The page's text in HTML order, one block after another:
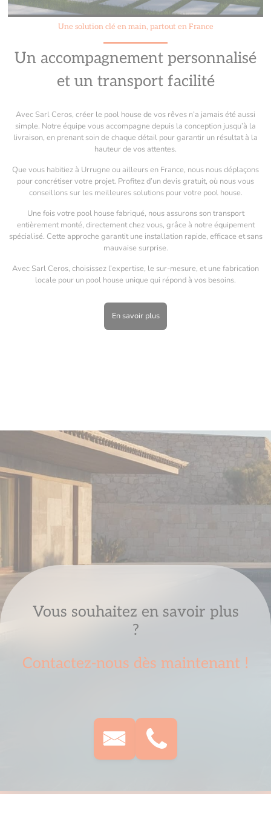
Une solution clé en main, partout en France
Un accompagnement personnalisé
et un transport facilité
Avec Sarl Ceros, créer le pool house de vos rêves n’a jamais été aussi
simple. Notre équipe vous accompagne depuis la conception jusqu’à la
livraison, en prenant soin de chaque détail pour garantir un résultat à la
hauteur de vos attentes.
Que vous habitiez à Urrugne ou ailleurs en France, nous nous déplaçons
pour concrétiser votre projet. Profitez d’un devis gratuit, où nous vous
conseillons sur les meilleures solutions pour votre pool house.
Une fois votre pool house fabriqué, nous assurons son transport
entièrement monté, directement chez vous, grâce à notre équipement
spécialisé. Cette approche garantit une installation rapide, efficace et sans
mauvaise surprise.
Avec Sarl Ceros, choisissez l’expertise, le sur-mesure, et une fabrication
locale pour un pool house unique qui répond à vos besoins.
En savoir plus
Vous souhaitez en savoir plus
?
Contactez-nous dès maintenant !